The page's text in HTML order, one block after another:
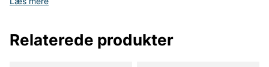
Vingåker.
Relaterede produkter